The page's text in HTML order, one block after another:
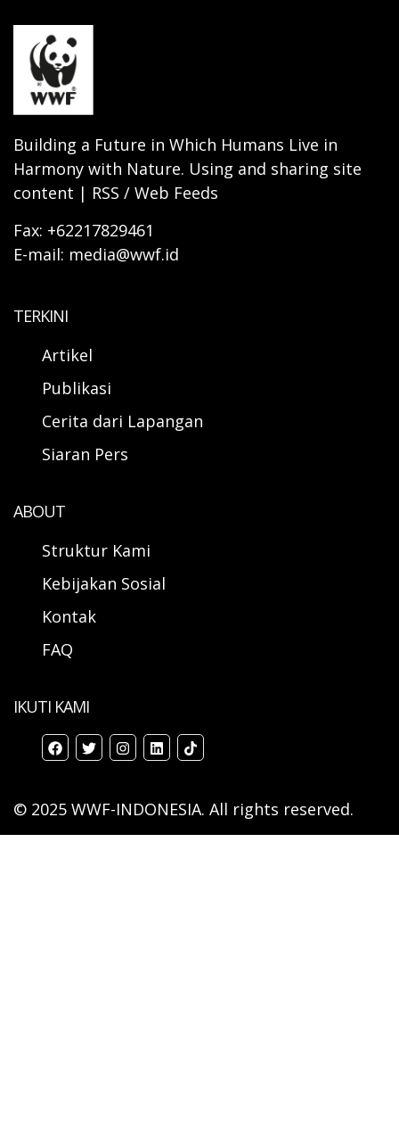
Building a Future in Which Humans Live in
Harmony with Nature. Using and sharing site
content | RSS / Web Feeds
Fax: +62217829461
E-mail: media@wwf.id
TERKINI
Artikel
Publikasi
Cerita dari Lapangan
Siaran Pers
ABOUT
Struktur Kami
Kebijakan Sosial
Kontak
FAQ
IKUTI KAMI
© 2025 WWF-INDONESIA. All rights reserved.